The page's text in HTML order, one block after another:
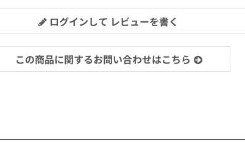
ログインして レビューを書く
この商品に関するお問い合わせはこちら